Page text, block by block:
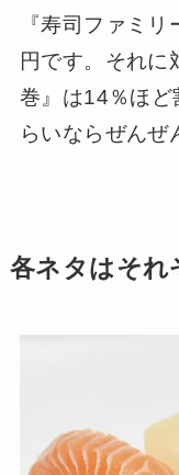
『寿司ファミ
円です。それに
巻』は14％ほど
らいならぜんぜ
各ネタはそれ